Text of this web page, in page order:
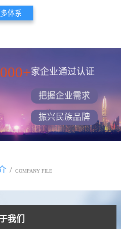
体系
家企业通过认证
把握企业需求
振兴民族品牌
/ COMPANY FILE
我们